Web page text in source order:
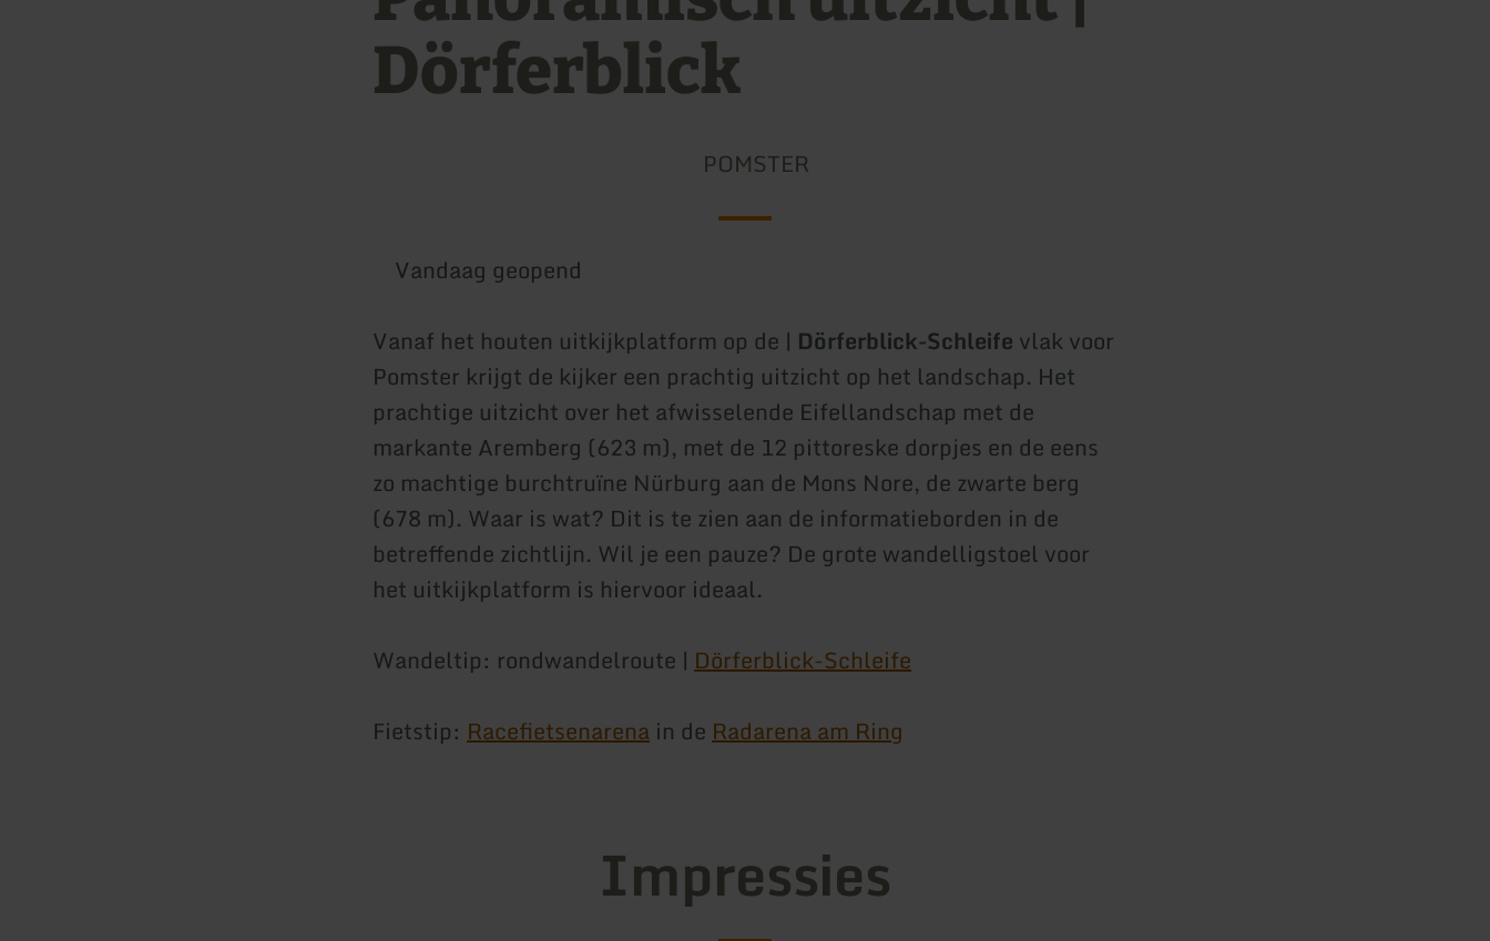
Dörferblick
POMSTER
Vandaag geopend
Vanaf het houten uitkijkplatform op de | Dörferblick-Schleife vlak voor
Pomster krijgt de kijker een prachtig uitzicht op het landschap. Het
prachtige uitzicht over het afwisselende Eifellandschap met de
markante Aremberg (623 m), met de 12 pittoreske dorpjes en de eens
zo machtige burchtruïne Nürburg aan de Mons Nore, de zwarte berg
(678 m). Waar is wat? Dit is te zien aan de informatieborden in de
betreffende zichtlijn. Wil je een pauze? De grote wandelligstoel voor
het uitkijkplatform is hiervoor ideaal.
Wandeltip: rondwandelroute | Dörferblick-Schleife
Fietstip: Racefietsenarena in deRadarena am Ring
Impressies